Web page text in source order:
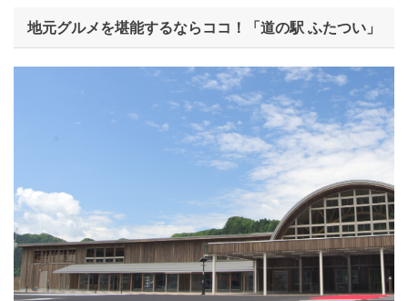
地元グルメを堪能するならココ！「道の駅 ふたつい」